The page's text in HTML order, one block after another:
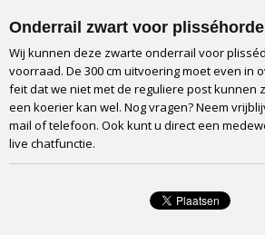
Onderrail zwart voor
Wij kunnen deze zwarte onderrail voor
voorraad. De 300 cm uitvoering moet even in
feit dat we niet met de reguliere post kunnen
een koerier kan wel. Nog vragen? Neem
mail of telefoon. Ook kunt u direct een
live chatfunctie.